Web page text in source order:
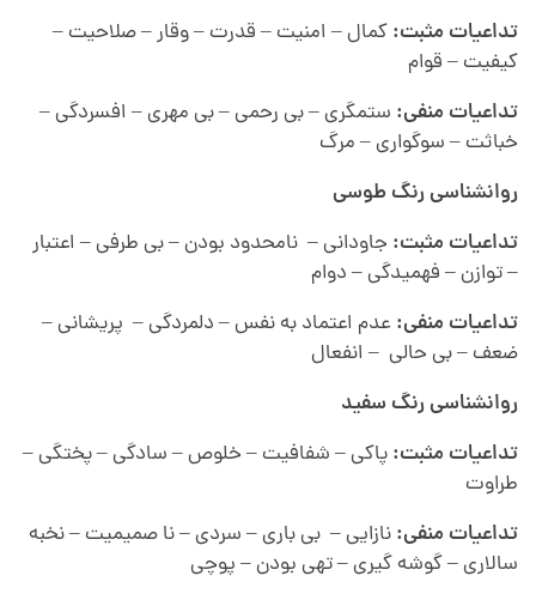
تداعیات مثبت:کمال – امنیت – قدرت – وقار – صلاحیت –
کیفیت – قوام
تداعیات منفی: ستمگری – بی رحمی – بی مهری – افسردگی –
خباثت – سوگواری – مرگ
روانشناسی رنگطوسی
تداعیات مثبت: جاودانی – نامحدود بودن – بی طرفی – اعتبار
– توازن – فهمیدگی – دوام
تداعیات منفی: عدم اعتماد به نفس – دلمردگی – پریشانی –
ضعف – بی حالی – انفعال
روانشناسی رنگ سفید
تداعیات مثبت:پاکی – شفافیت – خلوص – سادگی – پختگی –
طراوت
تداعیات منفی:نازایی – بی باری – سردی – نا صمیمیت – نخبه
سالاری – گوشه گیری – تهی بودن – پوچی